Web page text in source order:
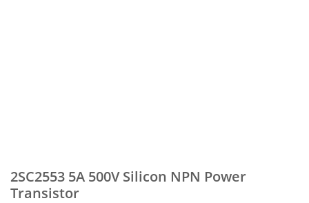
2SC2553 5A 500V Silicon NPN Power
Transistor